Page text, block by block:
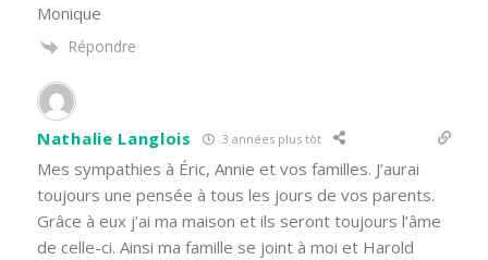
Monique
Répondre
Nathalie Langlois 3 années plus tôt
Mes sympathies à Éric, Annie et vos familles. J’aurai
toujours une pensée à tous les jours de vos parents.
Grâce à eux j’ai ma maison et ils seront toujours l’âme
de celle-ci. Ainsi ma famille se joint à moi et Harold